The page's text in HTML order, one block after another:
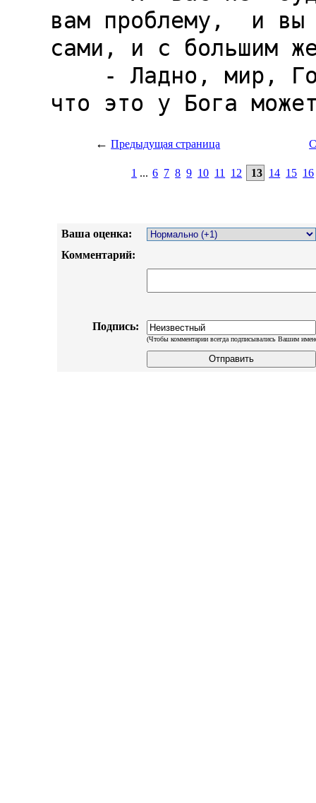
← Предыдущая страница
1 ... 6 7 8 9 10 11 12 13 14 15 16
Ваша оценка:
Комментарий:
Подпись:
(Чтобы комментарии всегда подписывались Вашим